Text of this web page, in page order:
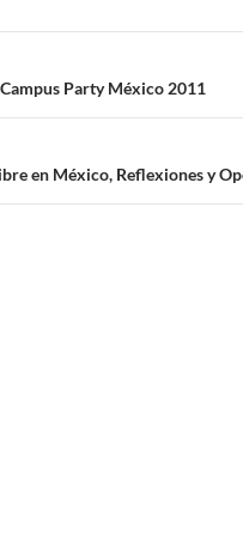
Party México 2011
en México, Reflexiones y